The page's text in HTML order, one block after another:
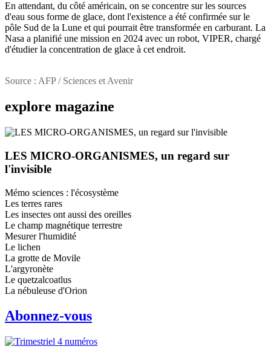
En attendant, du côté américain, on se concentre sur les sources
d'eau sous forme de glace, dont l'existence a été confirmée sur le
pôle Sud de la Lune et qui pourrait être transformée en carburant. La
Nasa a planifié une mission en 2024 avec un robot, VIPER, chargé
d'étudier la concentration de glace à cet endroit.
Source : AFP / Sciences et Avenir
explore magazine
LES MICRO-ORGANISMES, un regard sur
l'invisible
Mémo sciences : l'écosystème
Les terres rares
Les insectes ont aussi des oreilles
Le champ magnétique terrestre
Mesurer l'humidité
Le lichen
La grotte de Movile
L'argyronète
Le quetzalcoatlus
La nébuleuse d'Orion
Abonnez-vous